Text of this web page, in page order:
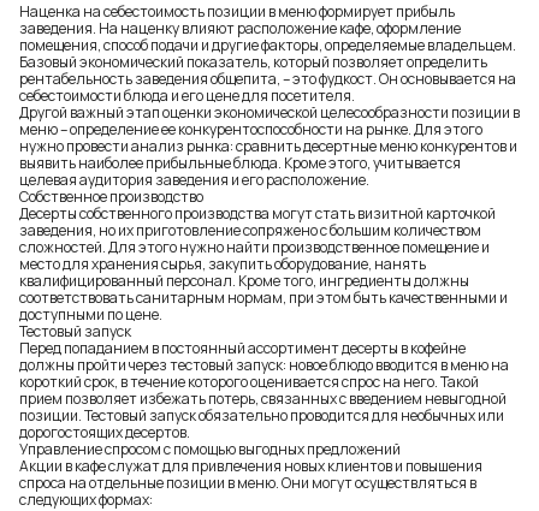
Наценка на себестоимость позиции в меню формирует прибыль
заведения. На наценку влияют расположение кафе, оформление
помещения, способ подачи и другие факторы, определяемые владельцем.
Базовый экономический показатель, который позволяет определить
рентабельность заведения общепита, – это фудкост. Он основывается на
себестоимости блюда и его цене для посетителя.
Другой важный этап оценки экономической целесообразности позиции в
меню – определение ее конкурентоспособности на рынке. Для этого
нужно провести анализ рынка: сравнить десертные меню конкурентов и
выявить наиболее прибыльные блюда. Кроме этого, учитывается
целевая аудитория заведения и его расположение.
Собственное производство
Десерты собственного производства могут стать визитной карточкой
заведения, но их приготовление сопряжено с большим количеством
сложностей. Для этого нужно найти производственное помещение и
место для хранения сырья, закупить оборудование, нанять
квалифицированный персонал. Кроме того, ингредиенты должны
соответствовать санитарным нормам, при этом быть качественными и
доступными по цене.
Тестовый запуск
Перед попаданием в постоянный ассортимент десерты в кофейне
должны пройти через тестовый запуск: новое блюдо вводится в меню на
короткий срок, в течение которого оценивается спрос на него. Такой
прием позволяет избежать потерь, связанных с введением невыгодной
позиции. Тестовый запуск обязательно проводится для необычных или
дорогостоящих десертов.
Управление спросом с помощью выгодных предложений
Акции в кафе служат для привлечения новых клиентов и повышения
спроса на отдельные позиции в меню. Они могут осуществляться в
следующих формах: